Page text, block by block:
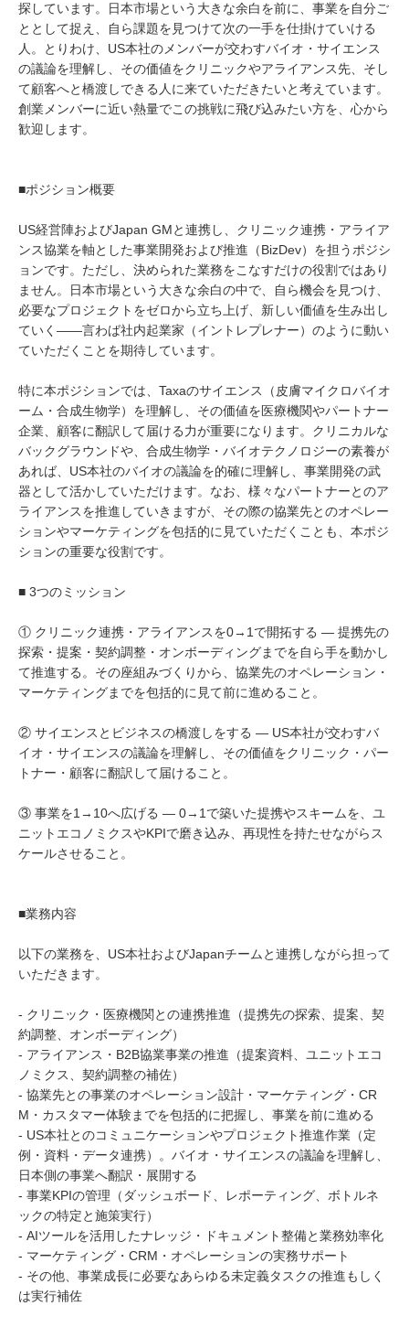
探しています。日本市場という大きな余白を前に、事業を自分ご
ととして捉え、自ら課題を見つけて次の一手を仕掛けていける
人。とりわけ、US本社のメンバーが交わすバイオ・サイエンス
の議論を理解し、その価値をクリニックやアライアンス先、そし
て顧客へと橋渡しできる人に来ていただきたいと考えています。
創業メンバーに近い熱量でこの挑戦に飛び込みたい方を、心から
歓迎します。
■ポジション概要
US経営陣およびJapan GMと連携し、クリニック連携・アライア
ンス協業を軸とした事業開発および推進（BizDev）を担うポジシ
ョンです。ただし、決められた業務をこなすだけの役割ではあり
ません。日本市場という大きな余白の中で、自ら機会を見つけ、
必要なプロジェクトをゼロから立ち上げ、新しい価値を生み出し
ていく——言わば社内起業家（イントレプレナー）のように動い
ていただくことを期待しています。
特に本ポジションでは、Taxaのサイエンス（皮膚マイクロバイオ
ーム・合成生物学）を理解し、その価値を医療機関やパートナー
企業、顧客に翻訳して届ける力が重要になります。クリニカルな
バックグラウンドや、合成生物学・バイオテクノロジーの素養が
あれば、US本社のバイオの議論を的確に理解し、事業開発の武
器として活かしていただけます。なお、様々なパートナーとのア
ライアンスを推進していきますが、その際の協業先とのオペレー
ションやマーケティングを包括的に見ていただくことも、本ポジ
ションの重要な役割です。
■ 3つのミッション
① クリニック連携・アライアンスを0→1で開拓する — 提携先の
探索・提案・契約調整・オンボーディングまでを自ら手を動かし
て推進する。その座組みづくりから、協業先のオペレーション・
マーケティングまでを包括的に見て前に進めること。
② サイエンスとビジネスの橋渡しをする — US本社が交わすバ
イオ・サイエンスの議論を理解し、その価値をクリニック・パー
トナー・顧客に翻訳して届けること。
③ 事業を1→10へ広げる — 0→1で築いた提携やスキームを、ユ
ニットエコノミクスやKPIで磨き込み、再現性を持たせながらス
ケールさせること。
■業務内容
以下の業務を、US本社およびJapanチームと連携しながら担って
いただきます。
- クリニック・医療機関との連携推進（提携先の探索、提案、契
約調整、オンボーディング）
- アライアンス・B2B協業事業の推進（提案資料、ユニットエコ
ノミクス、契約調整の補佐）
- 協業先との事業のオペレーション設計・マーケティング・CR
M・カスタマー体験までを包括的に把握し、事業を前に進める
- US本社とのコミュニケーションやプロジェクト推進作業（定
例・資料・データ連携）。バイオ・サイエンスの議論を理解し、
日本側の事業へ翻訳・展開する
- 事業KPIの管理（ダッシュボード、レポーティング、ボトルネ
ックの特定と施策実行）
- AIツールを活用したナレッジ・ドキュメント整備と業務効率化
- マーケティング・CRM・オペレーションの実務サポート
- その他、事業成長に必要なあらゆる未定義タスクの推進もしく
は実行補佐